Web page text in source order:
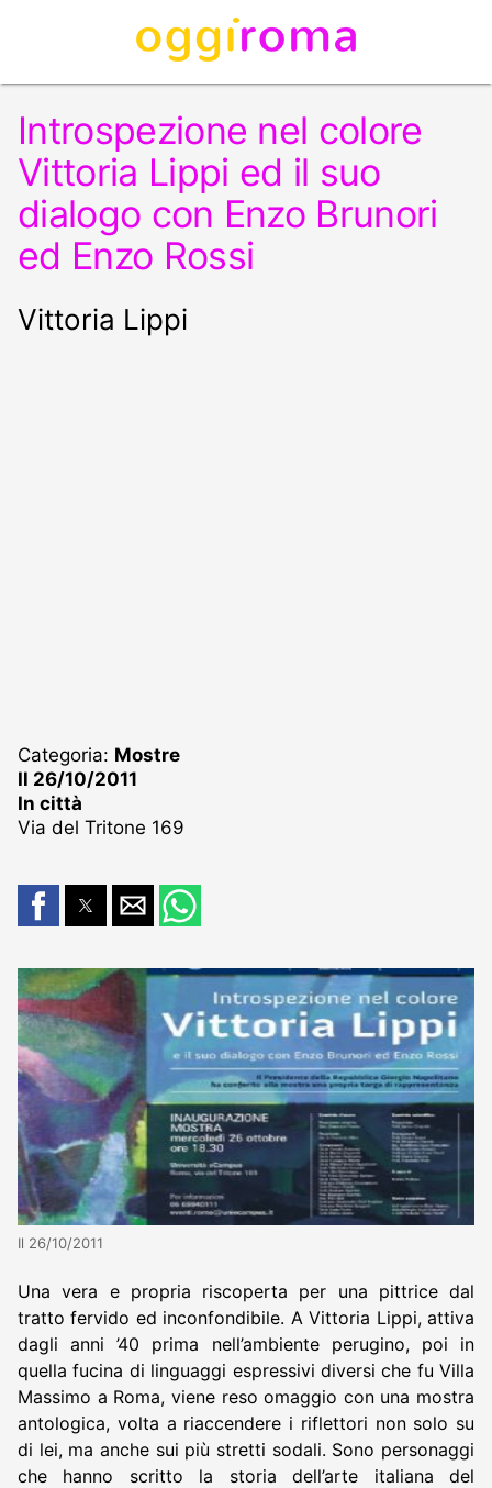
Introspezione nel colore
Vittoria Lippi ed il suo
dialogo con Enzo Brunori
ed Enzo Rossi
Vittoria Lippi
Categoria: Mostre
Il 26/10/2011
In città
Via del Tritone 169
Il 26/10/2011
Una vera e propria riscoperta per una pittrice dal
tratto fervido ed inconfondibile. A Vittoria Lippi, attiva
dagli anni ’40 prima nell’ambiente perugino, poi in
quella fucina di linguaggi espressivi diversi che fu Villa
Massimo a Roma, viene reso omaggio con una mostra
antologica, volta a riaccendere i riflettori non solo su
di lei, ma anche sui più stretti sodali. Sono personaggi
che hanno scritto la storia dell’arte italiana del